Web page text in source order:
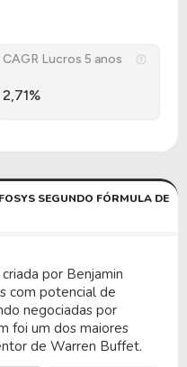
CAGR Lucros 5 anos
2,71%
SEGUNDO FÓRMULA DE
por Benjamin
com potencial de
negociadas por
foi um dos maiores
de Warren Buffet.